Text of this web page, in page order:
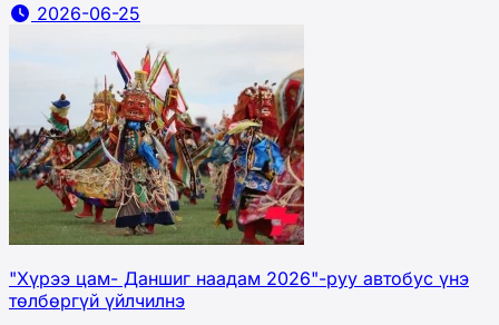
2026-06-25
"Хүрээ цам- Даншиг наадам 2026"-руу автобус үнэ
төлбөргүй үйлчилнэ